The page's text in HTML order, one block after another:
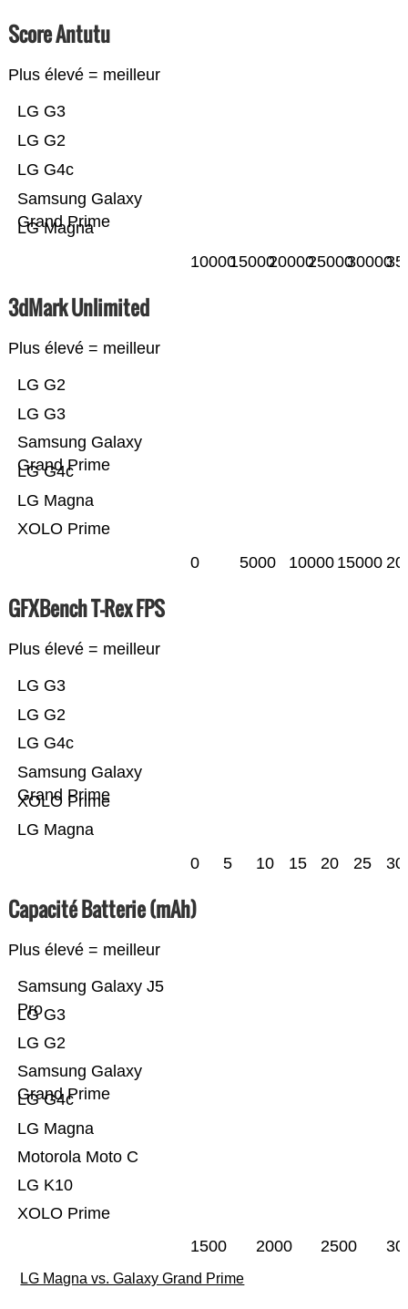
Score Antutu
Plus élevé = meilleur
LG Magna
Samsung Galaxy
Grand Prime
LG G4c
LG G2
LG G3
1000015000200002500030000
3dMark Unlimited
Plus élevé = meilleur
XOLO Prime
LG Magna
LG G4c
Samsung Galaxy
Grand Prime
LG G3
LG G2
0 5000 10000 15000
GFXBench T-Rex FPS
Plus élevé = meilleur
LG Magna
XOLO Prime
Samsung Galaxy
Grand Prime
LG G4c
LG G2
LG G3
0 5 10 15 20 25 30
Capacité Batterie (mAh)
Plus élevé = meilleur
XOLO Prime
LG K10
Motorola Moto C
LG Magna
LG G4c
Samsung Galaxy
Grand Prime
LG G2
LG G3
Samsung Galaxy J5
Pro
1500 2000 2500
LG Magna vs. Galaxy Grand Prime